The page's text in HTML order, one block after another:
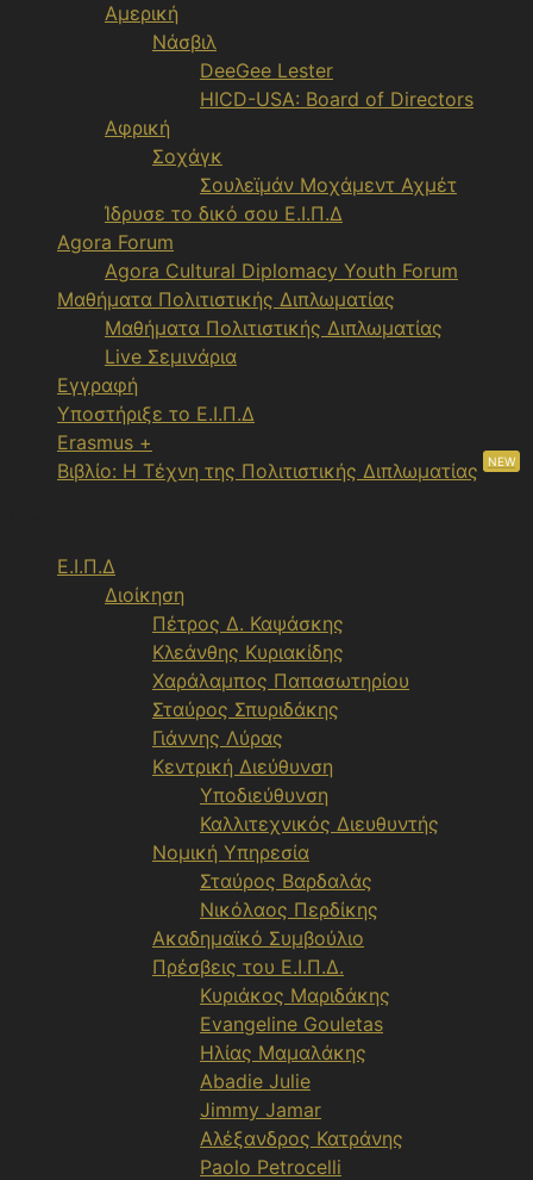
Αμερική
Νάσβιλ
DeeGee Lester
HICD-USA: Board of Directors
Αφρική
Σοχάγκ
Σουλεϊμάν Μοχάμεντ Αχμέτ
Ίδρυσε το δικό σου Ε.Ι.Π.Δ
Agora Forum
Agora Cultural Diplomacy Youth Forum
Μαθήματα Πολιτιστικής Διπλωματίας
Μαθήματα Πολιτιστικής Διπλωματίας
Live Σεμινάρια
Εγγραφή
Υποστήριξε το Ε.Ι.Π.Δ
Erasmus +
Βιβλίο: Η Τέχνη της Πολιτιστικής Διπλωματίας
NEW
Ε.Ι.Π.Δ
Διοίκηση
Πέτρος Δ. Καψάσκης
Κλεάνθης Κυριακίδης
Χαράλαμπος Παπασωτηρίου
Σταύρος Σπυριδάκης
Γιάννης Λύρας
Κεντρική Διεύθυνση
Υποδιεύθυνση
Καλλιτεχνικός Διευθυντής
Νομική Υπηρεσία
Σταύρος Βαρδαλάς
Νικόλαος Περδίκης
Ακαδημαϊκό Συμβούλιο
Πρέσβεις του Ε.Ι.Π.Δ.
Κυριάκος Μαριδάκης
Evangeline Gouletas
Ηλίας Μαμαλάκης
Abadie Julie
Jimmy Jamar
Αλέξανδρος Κατράνης
Paolo Petrocelli